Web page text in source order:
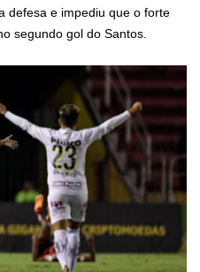
defesa e impediu que o forte
segundo gol do Santos.